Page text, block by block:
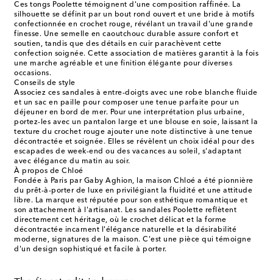
Ces tongs Poolette témoignent d'une composition raffinée. La
silhouette se définit par un bout rond ouvert et une bride à motifs
confectionnée en crochet rouge, révélant un travail d'une grande
finesse. Une semelle en caoutchouc durable assure confort et
soutien, tandis que des détails en cuir parachèvent cette
confection soignée. Cette association de matières garantit à la fois
une marche agréable et une finition élégante pour diverses
occasions.
Conseils de style
Associez ces sandales à entre-doigts avec une robe blanche fluide
et un sac en paille pour composer une tenue parfaite pour un
déjeuner en bord de mer. Pour une interprétation plus urbaine,
portez-les avec un pantalon large et une blouse en soie, laissant la
texture du crochet rouge ajouter une note distinctive à une tenue
décontractée et soignée. Elles se révèlent un choix idéal pour des
escapades de week-end ou des vacances au soleil, s'adaptant
avec élégance du matin au soir.
À propos de Chloé
Fondée à Paris par Gaby Aghion, la maison Chloé a été pionnière
du prêt-à-porter de luxe en privilégiant la fluidité et une attitude
libre. La marque est réputée pour son esthétique romantique et
son attachement à l'artisanat. Les sandales Poolette reflètent
directement cet héritage, où le crochet délicat et la forme
décontractée incarnent l'élégance naturelle et la désirabilité
moderne, signatures de la maison. C'est une pièce qui témoigne
d'un design sophistiqué et facile à porter.